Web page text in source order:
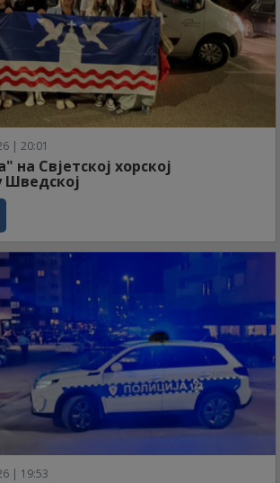
| 20:01
на Свјетској хорској
Шведској
| 19:53